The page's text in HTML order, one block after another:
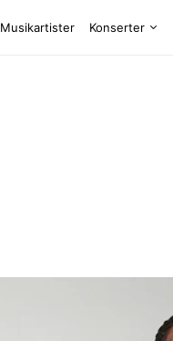
Musikartister Konserter